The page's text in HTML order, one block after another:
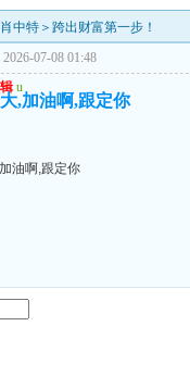
中特＞跨出财富第一步！
07-08 01:48
u
,加油啊,跟定你
油啊,跟定你